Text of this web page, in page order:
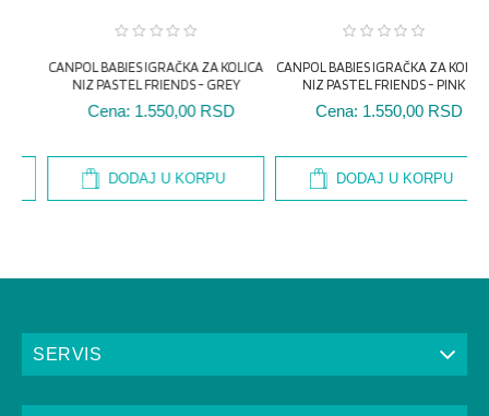
DODAJ U KORPU DODAJ U KORPU
SERVIS